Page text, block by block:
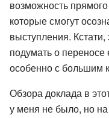
возможность
которые смогут
выступления.
подумать о
особенно с большим
Обзора доклада в
у меня не было, но